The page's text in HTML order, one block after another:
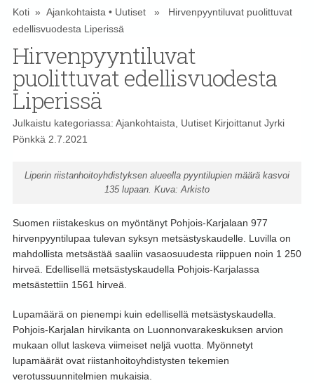
Koti» Ajankohtaista• Uutiset» Hirvenpyyntiluvat puolittuvat
edellisvuodesta Liperissä
Hirvenpyyntiluvat
puolittuvat edellisvuodesta
Liperissä
Julkaistu kategoriassa: Ajankohtaista, UutisetKirjoittanut Jyrki
Pönkkä2.7.2021
Liperin riistanhoitoyhdistyksen alueella pyyntilupien määrä kasvoi
135 lupaan. Kuva: Arkisto
Suomen riistakeskus on myöntänyt Pohjois-Karjalaan 977
hirvenpyyntilupaa tulevan syksyn metsästyskaudelle. Luvilla on
mahdollista metsästää saaliin vasaosuudesta riippuen noin 1 250
hirveä. Edellisellä metsästyskaudella Pohjois-Karjalassa
metsästettiin 1561 hirveä.
Lupamäärä on pienempi kuin edellisellä metsästyskaudella.
Pohjois-Karjalan hirvikanta on Luonnonvarakeskuksen arvion
mukaan ollut laskeva viimeiset neljä vuotta. Myönnetyt
lupamäärät ovat riistanhoitoyhdistysten tekemien
verotussuunnitelmien mukaisia.